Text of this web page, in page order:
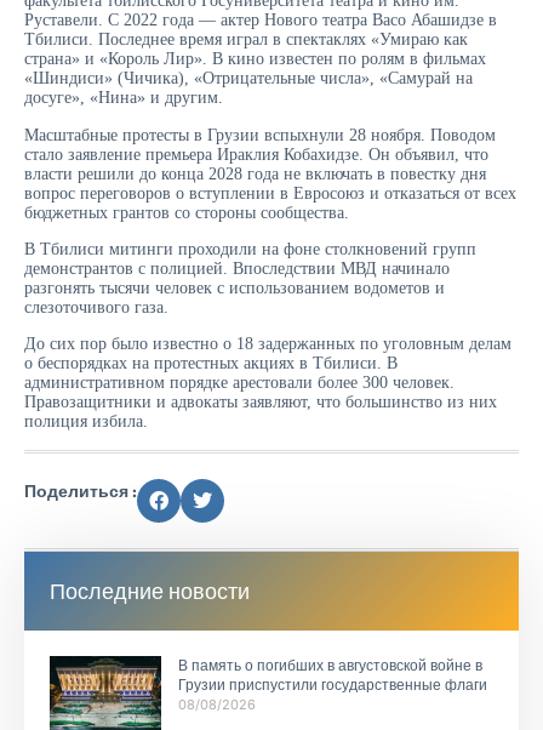
Руставели. С 2022 года — актер Нового театра Васо Абашидзе в
Тбилиси. Последнее время играл в спектаклях «Умираю как
страна» и «Король Лир». В кино известен по ролям в фильмах
«Шиндиси» (Чичика), «Отрицательные числа», «Самурай на
досуге», «Нина» и другим.
Масштабные протесты в Грузии вспыхнули 28 ноября. Поводом
стало заявление премьера Ираклия Кобахидзе. Он объявил, что
власти решили до конца 2028 года не включать в повестку дня
вопрос переговоров о вступлении в Евросоюз и отказаться от всех
бюджетных грантов со стороны сообщества.
В Тбилиси митинги проходили на фоне столкновений групп
демонстрантов с полицией. Впоследствии МВД начинало
разгонять тысячи человек с использованием водометов и
слезоточивого газа.
До сих пор было известно о 18 задержанных по уголовным делам
о беспорядках на протестных акциях в Тбилиси. В
административном порядке арестовали более 300 человек.
Правозащитники и адвокаты заявляют, что большинство из них
полиция избила.
Поделиться :
Последние новости
В память о погибших в августовской войне в
Грузии приспустили государственные флаги
08/08/2026